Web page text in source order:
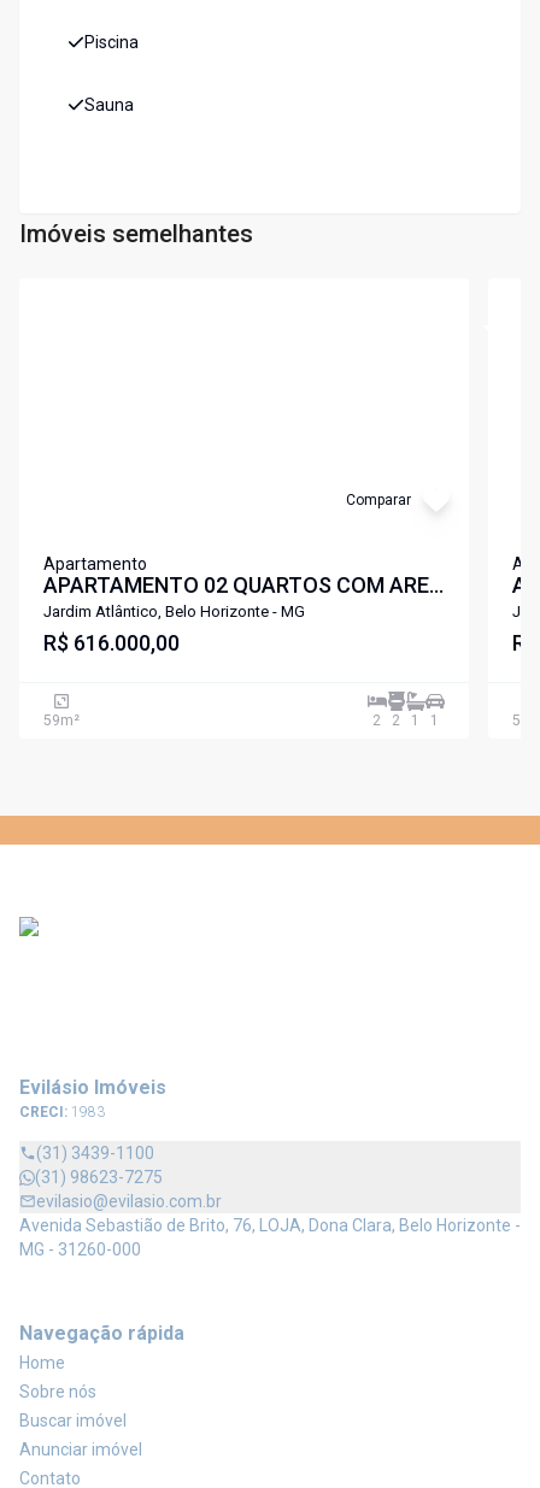
Piscina
Sauna
Imóveis semelhantes
Comparar
Apartamento
APARTAMENTO 02 QUARTOS COM AREA
DE LAZER PROXIMO A LAGOA
PAMPULHA SANTA AMELIA .
Jardim Atlântico, Belo Horizonte - MG
R$ 616.000,00
59m² 2 2 1 1 54
Evilásio Imóveis
CRECI: 1983
(31) 3439-1100
(31) 98623-7275
evilasio@evilasio.com.br
Avenida Sebastião de Brito, 76, LOJA, Dona Clara, Belo Horizonte -
MG - 31260-000
Navegação rápida
Home
Sobre nós
Buscar imóvel
Anunciar imóvel
Contato